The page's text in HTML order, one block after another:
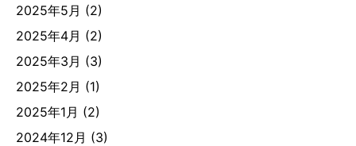
2025年5月 (2)
2025年4月 (2)
2025年3月 (3)
2025年2月 (1)
2025年1月 (2)
2024年12月 (3)